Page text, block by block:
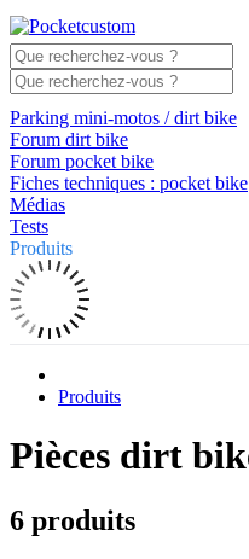
Parking mini-motos / dirt bike
Forum dirt bike
Forum pocket bike
Fiches techniques : pocket bike
Médias
Tests
Produits
Produits
Pièces dirt
6 produits